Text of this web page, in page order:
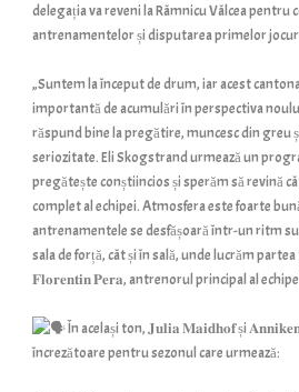
delegația va reveni la Râmnicu Vâlcea pentru
antrenamentelor și disputarea primelor
„Suntem la început de drum, iar acest
importantă de acumulări în perspectiva
răspund bine la pregătire, muncesc din greu
seriozitate. Eli Skogstrand urmează un
pregătește conștiincios și sperăm să revină
complet al echipei. Atmosfera este foarte
antrenamentele se desfășoară într-un ritm
sala de forță, cât și în sală, unde lucrăm
𝐅𝐥𝐨𝐫𝐞𝐧𝐭𝐢𝐧 𝐏𝐞𝐫𝐚, antrenorul principal al
În același ton, 𝐉𝐮𝐥𝐢𝐚 𝐌𝐚𝐢𝐝𝐡𝐨𝐟 și
încrezătoare pentru sezonul care urmează: